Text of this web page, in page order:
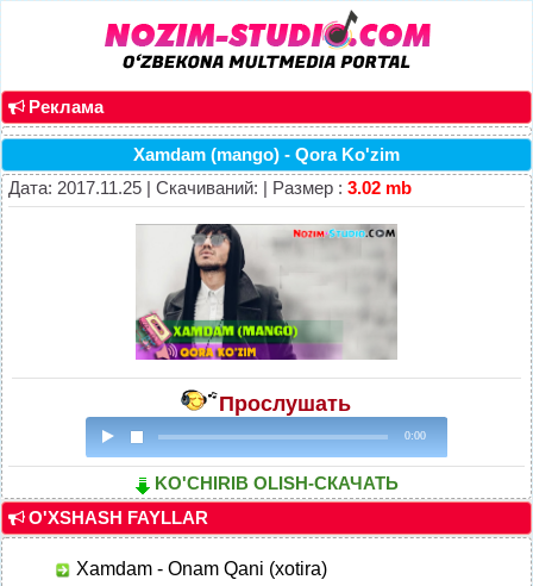
Реклама
Xamdam (mango) - Qora Ko'zim
Дата: 2017.11.25 | Скачиваний: | Размер : 3.02 mb
Прослушать
0:00
KO'CHIRIB OLISH-СКАЧАТЬ
O'XSHASH FAYLLAR
Xamdam - Onam Qani (xotira)